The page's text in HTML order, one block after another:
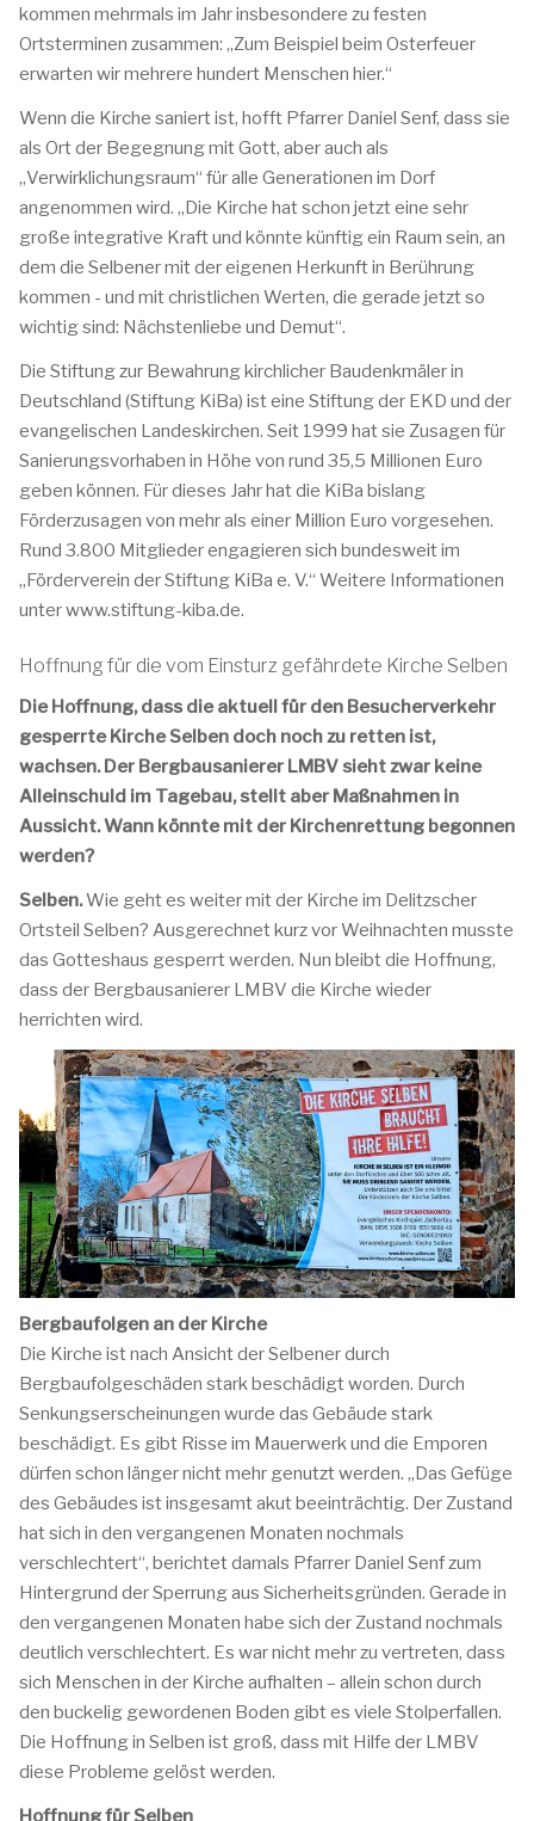
kommen mehrmals im Jahr insbesondere zu festen
Ortsterminen zusammen: „Zum Beispiel beim Osterfeuer
erwarten wir mehrere hundert Menschen hier.“
Wenn die Kirche saniert ist, hofft Pfarrer Daniel Senf, dass sie
als Ort der Begegnung mit Gott, aber auch als
„Verwirklichungsraum“ für alle Generationen im Dorf
angenommen wird. „Die Kirche hat schon jetzt eine sehr
große integrative Kraft und könnte künftig ein Raum sein, an
dem die Selbener mit der eigenen Herkunft in Berührung
kommen - und mit christlichen Werten, die gerade jetzt so
wichtig sind: Nächstenliebe und Demut“.
Die Stiftung zur Bewahrung kirchlicher Baudenkmäler in
Deutschland (Stiftung KiBa) ist eine Stiftung der EKD und der
evangelischen Landeskirchen. Seit 1999 hat sie Zusagen für
Sanierungsvorhaben in Höhe von rund 35,5 Millionen Euro
geben können. Für dieses Jahr hat die KiBa bislang
Förderzusagen von mehr als einer Million Euro vorgesehen.
Rund 3.800 Mitglieder engagieren sich bundesweit im
„Förderverein der Stiftung KiBa e. V.“ Weitere Informationen
unter www.stiftung-kiba.de.
Hoffnung für die vom Einsturz gefährdete Kirche Selben
Die Hoffnung, dass die aktuell für den Besucherverkehr
gesperrte Kirche Selben doch noch zu retten ist,
wachsen. Der Bergbausanierer LMBV sieht zwar keine
Alleinschuld im Tagebau, stellt aber Maßnahmen in
Aussicht. Wann könnte mit der Kirchenrettung begonnen
werden?
Selben.Wie geht es weiter mit der Kirche im Delitzscher
Ortsteil Selben? Ausgerechnet kurz vor Weihnachten musste
das Gotteshaus gesperrt werden. Nun bleibt die Hoffnung,
dass der Bergbausanierer LMBV die Kirche wieder
herrichten wird.
Bergbaufolgen an der Kirche
Die Kirche ist nach Ansicht der Selbener durch
Bergbaufolgeschäden stark beschädigt worden. Durch
Senkungserscheinungen wurde das Gebäude stark
beschädigt. Es gibt Risse im Mauerwerk und die Emporen
dürfen schon länger nicht mehr genutzt werden. „Das Gefüge
des Gebäudes ist insgesamt akut beeinträchtig. Der Zustand
hat sich in den vergangenen Monaten nochmals
verschlechtert“, berichtet damals Pfarrer Daniel Senf zum
Hintergrund der Sperrung aus Sicherheitsgründen. Gerade in
den vergangenen Monaten habe sich der Zustand nochmals
deutlich verschlechtert. Es war nicht mehr zu vertreten, dass
sich Menschen in der Kirche aufhalten – allein schon durch
den buckelig gewordenen Boden gibt es viele Stolperfallen.
Die Hoffnung in Selben ist groß, dass mit Hilfe der LMBV
diese Probleme gelöst werden.
Hoffnung für Selben